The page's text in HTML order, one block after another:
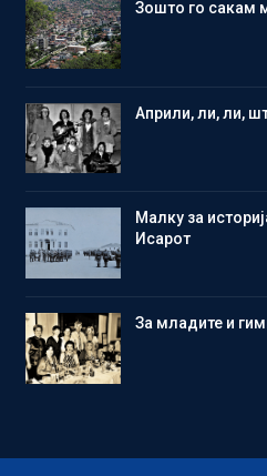
Зошто го сакам
Aприли, ли, ли,
Малку за
Исарот
Зa младите и